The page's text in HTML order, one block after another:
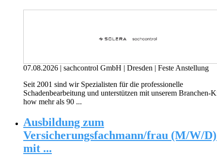
07.08.2026 | sachcontrol GmbH | Dresden | Feste Anstellung
Seit 2001 sind wir Spezialisten für die professionelle
Schadenbearbeitung und unterstützen mit unserem Branchen-
how mehr als 90 ...
Ausbildung zum
Versicherungsfachmann/frau (M/W/D)
mit ...